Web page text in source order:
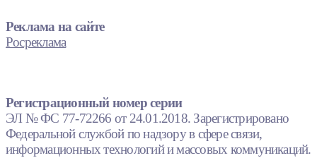
Реклама на сайте
Росреклама
Регистрационный номер серии
ЭЛ № ФС 77-72266 от 24.01.2018. Зарегистрировано
Федеральной службой по надзору в сфере связи,
информационных технологий и массовых коммуникаций.